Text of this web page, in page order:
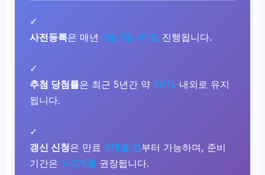
✓
사전등록은 매년 3월 1일~17일 진행됩니다.
✓
추첨 당첨률은 최근 5년간 약 30% 내외로 유지
됩니다.
✓
갱신 신청은 만료 6개월 전부터 가능하며, 준비
기간은 1~2개월 권장됩니다.